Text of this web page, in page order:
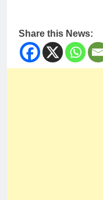
Share this News: